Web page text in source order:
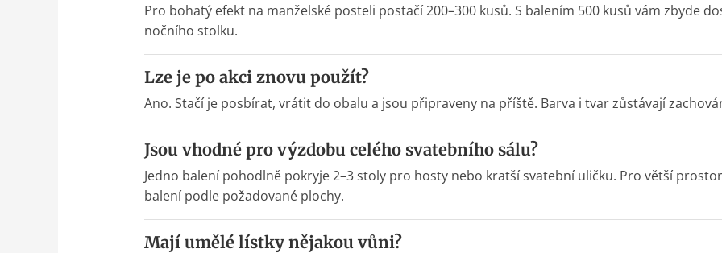
Pro bohatý efekt na manželské posteli postačí 200–300 kusů. S balením 500 kusů vám zbyde
nočního stolku.
Lze je po akci znovu použít?
Ano. Stačí je posbírat, vrátit do obalu a jsou připraveny na příště. Barva i tvar zůstávají
Jsou vhodné pro výzdobu celého svatebního sálu?
Jedno balení pohodlně pokryje 2–3 stoly pro hosty nebo kratší svatební uličku. Pro větší
balení podle požadované plochy.
Mají umělé lístky nějakou vůni?